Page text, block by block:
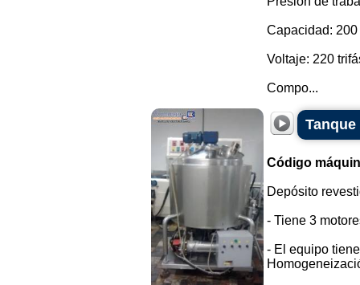
Capacidad: 200
Voltaje: 220
Compo...
Código
Depósito
- Tiene 3
- El equipo